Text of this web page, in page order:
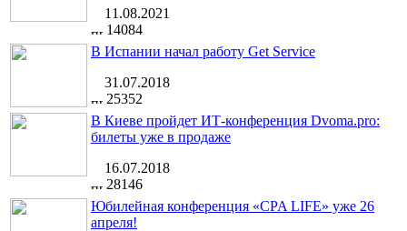
11.08.2021
14084
В Испании начал работу Get Service
31.07.2018
25352
В Киеве пройдет ИТ-конференция Dvoma.pro:
билеты уже в продаже
16.07.2018
28146
Юбилейная конференция «CPA LIFE» уже 26
апреля!